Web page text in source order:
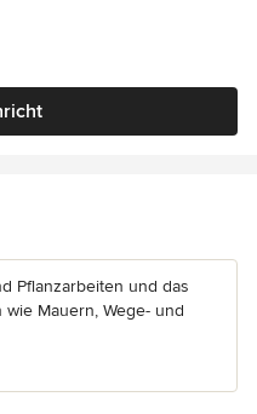
Pflanzarbeiten und das
Mauern, Wege- und